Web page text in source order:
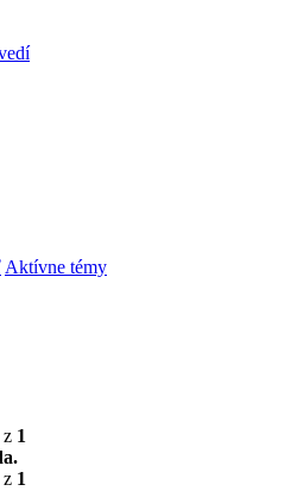
Aktívne témy
z 1
z 1